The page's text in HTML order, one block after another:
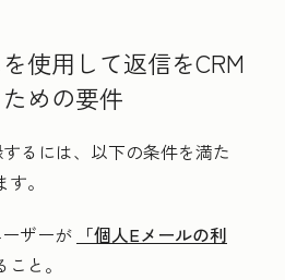
使用して返信をCRM
めの要件
るには、以下の条件を満た
。
ザーが 「個人Eメールの利
と。